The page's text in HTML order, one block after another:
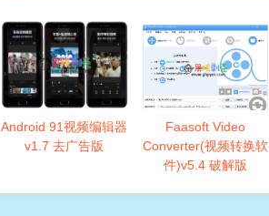
Android 91视频编辑器
v1.7 去广告版
Faasoft Video
Converter(视频转换软
件)v5.4 破解版